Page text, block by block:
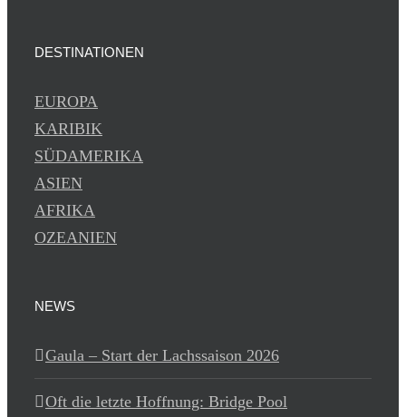
DESTINATIONEN
EUROPA
KARIBIK
SÜDAMERIKA
ASIEN
AFRIKA
OZEANIEN
NEWS
Gaula – Start der Lachssaison 2026
Oft die letzte Hoffnung: Bridge Pool